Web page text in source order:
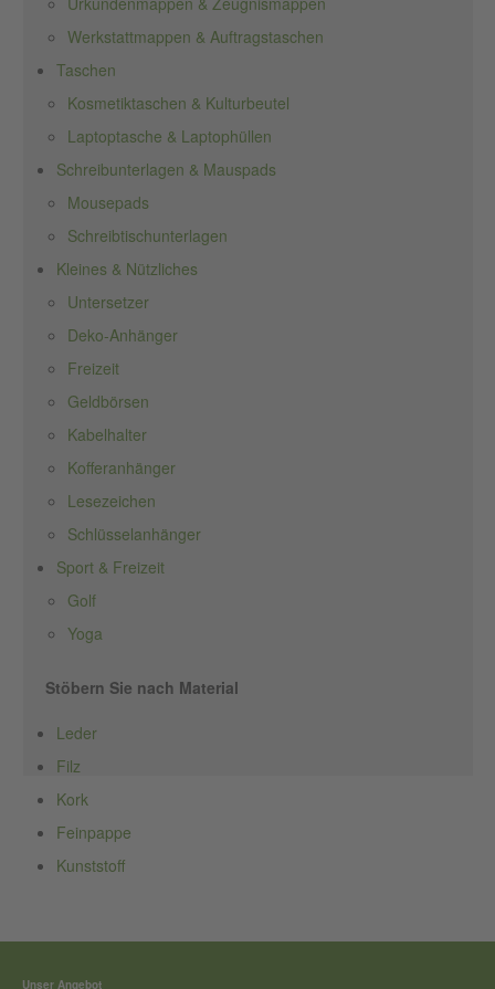
Werkstattmappen & Auftragstaschen
Taschen
Kosmetiktaschen & Kulturbeutel
Laptoptasche & Laptophüllen
Schreibunterlagen & Mauspads
Mousepads
Schreibtischunterlagen
Kleines & Nützliches
Untersetzer
Deko-Anhänger
Freizeit
Geldbörsen
Kabelhalter
Kofferanhänger
Lesezeichen
Schlüsselanhänger
Sport & Freizeit
Golf
Yoga
Stöbern Sie nach Material
Leder
Filz
Kork
Feinpappe
Kunststoff
Unser Angebot